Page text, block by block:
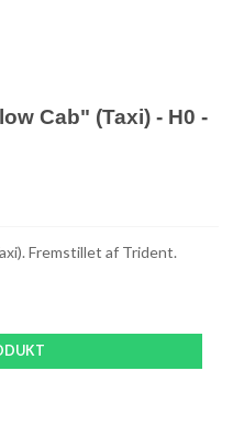
Cab" (Taxi) - H0 -
Fremstillet af Trident.